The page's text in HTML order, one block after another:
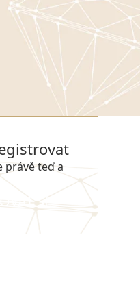
právě teď a
SE